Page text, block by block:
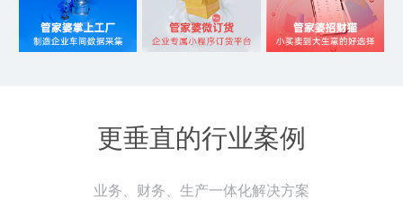
更垂直的行业案例
业务、财务、生产一体化解决方案